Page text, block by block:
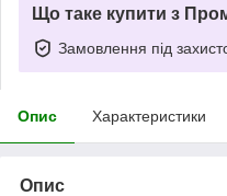
Що таке купити з
Замовлення під
Опис Характеристики
Опис